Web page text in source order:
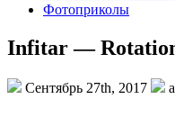
Фотоприколы
Infitar — Rotation
Сентябрь 27th, 2017